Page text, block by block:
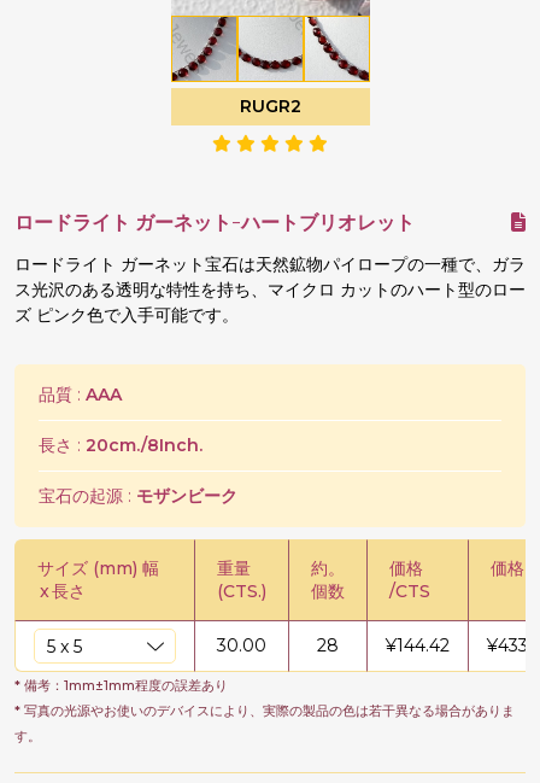
RUGR2
ロードライト ガーネット-ハートブリオレット
ロードライト ガーネット宝石は天然鉱物パイロープの一種で、ガラ
ス光沢のある透明な特性を持ち、マイクロ カットのハート型のロー
ズ ピンク色で入手可能です。
品質 : AAA
長さ : 20cm./8Inch.
宝石の起源 : モザンビーク
サイズ (mm) 幅
x長さ
重量
(CTS.)
約。
個数
価格
/CTS
価格 /
30.00 28 ¥144.42 ¥
* 備考：1mm±1mm程度の誤差あり
* 写真の光源やお使いのデバイスにより、実際の製品の色は若干異なる場合がありま
す。